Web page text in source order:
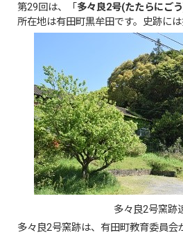
第29回は、「 多々良2号(たたらにご
所在地は有田町黒牟田です。史跡には
多々良2号窯跡
多々良2号窯跡は、有田町教育委員会